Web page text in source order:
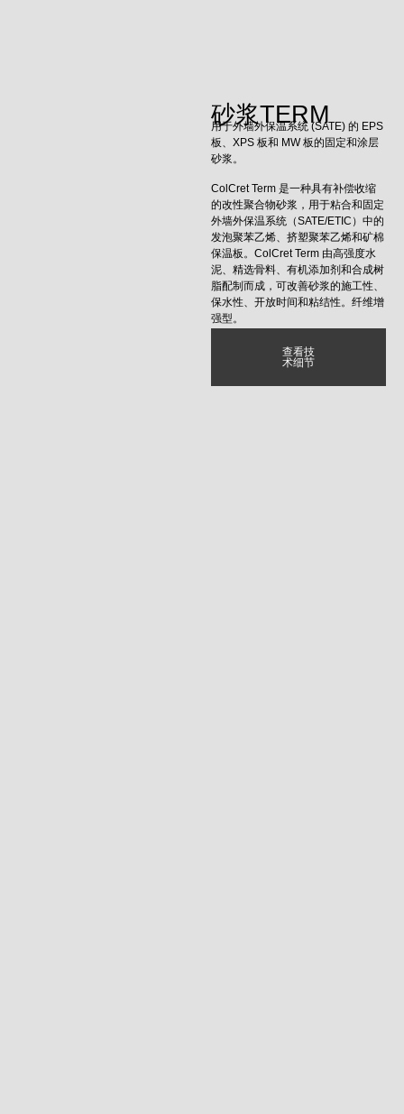
砂浆TERM
用于外墙外保温系统 (SATE) 的 EPS
板、XPS 板和 MW 板的固定和涂层
砂浆。
ColCret Term 是一种具有补偿收缩
的改性聚合物砂浆，用于粘合和固定
外墙外保温系统（SATE/ETIC）中的
发泡聚苯乙烯、挤塑聚苯乙烯和矿棉
保温板。ColCret Term 由高强度水
泥、精选骨料、有机添加剂和合成树
脂配制而成，可改善砂浆的施工性、
保水性、开放时间和粘结性。纤维增
强型。
查看技
术细节